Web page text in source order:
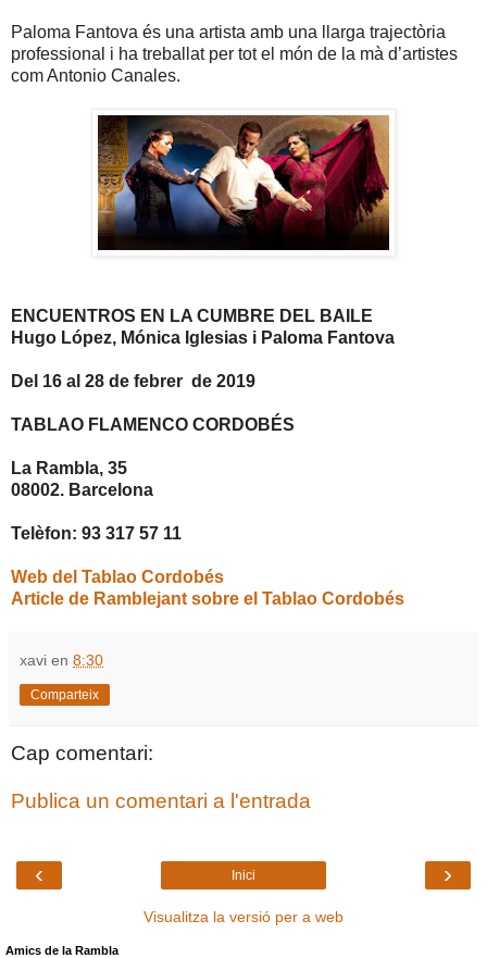
Paloma Fantova és una artista amb una llarga trajectòria
professional i ha treballat per tot el món de la mà d’artistes
com Antonio Canales.
ENCUENTROS EN LA CUMBRE DEL BAILE
Hugo López, Mónica Iglesias i Paloma Fantova
Del 16 al 28 de febrer de 2019
TABLAO FLAMENCO CORDOBÉS
La Rambla, 35
08002. Barcelona
Telèfon: 93 317 57 11
Web del Tablao Cordobés
Article de Ramblejant sobre el Tablao Cordobés
xavi en 8:30
Comparteix
Cap comentari:
Publica un comentari a l'entrada
‹ ›
Inici
Visualitza la versió per a web
Amics de la Rambla